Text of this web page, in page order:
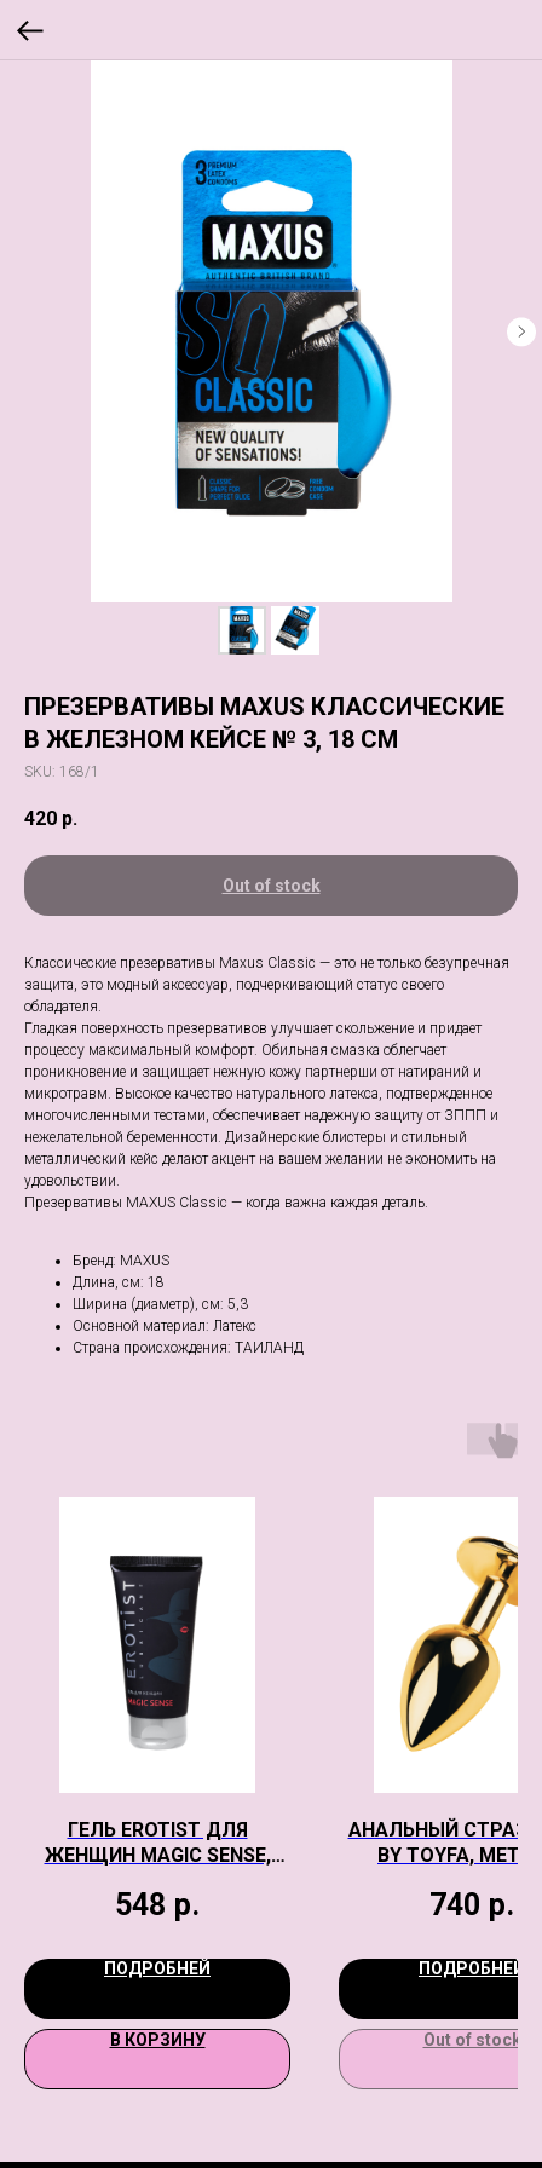
ПРЕЗЕРВАТИВЫ MAXUS КЛАССИЧЕСКИЕ
В ЖЕЛЕЗНОМ КЕЙСЕ № 3, 18 СМ
SKU: 168/1
420 р.
Out of stock
Классические презервативы Maxus Classic — это не только безупречная
защита, это модный аксессуар, подчеркивающий статус своего
обладателя.
Гладкая поверхность презервативов улучшает скольжение и придает
процессу максимальный комфорт. Обильная смазка облегчает
проникновение и защищает нежную кожу партнерши от натираний и
микротравм. Высокое качество натурального латекса, подтвержденное
многочисленными тестами, обеспечивает надежную защиту от ЗППП и
нежелательной беременности. Дизайнерские блистеры и стильный
металлический кейс делают акцент на вашем желании не экономить на
удовольствии.
Презервативы MAXUS Classic — когда важна каждая деталь.
Бренд: MAXUS
Длина, см: 18
Ширина (диаметр), см: 5,3
Основной материал: Латекс
Страна происхождения: ТАИЛАНД
ГЕЛЬ EROTIST ДЛЯ
ЖЕНЩИН MAGIC SENSE,
548 р.
ПОДРОБНЕЙ
В КОРЗИНУ
АНАЛЬНЫЙ СТРАЗ
BY TOYFA,
КРИСТАЛЛОМ
740 р.
ПОДРОБНЕЙ
Out of stock